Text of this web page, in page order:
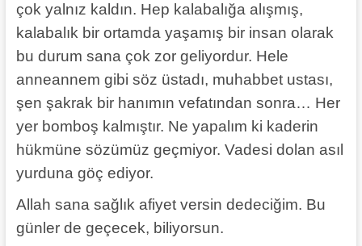
çok yalnız kaldın. Hep kalabalığa alışmış,
kalabalık bir ortamda yaşamış bir insan olarak
bu durum sana çok zor geliyordur. Hele
anneannem gibi söz üstadı, muhabbet ustası,
şen şakrak bir hanımın vefatından sonra… Her
yer bomboş kalmıştır. Ne yapalım ki kaderin
hükmüne sözümüz geçmiyor. Vadesi dolan asıl
yurduna göç ediyor.
Allah sana sağlık afiyet versin dedeciğim. Bu
günler de geçecek, biliyorsun.